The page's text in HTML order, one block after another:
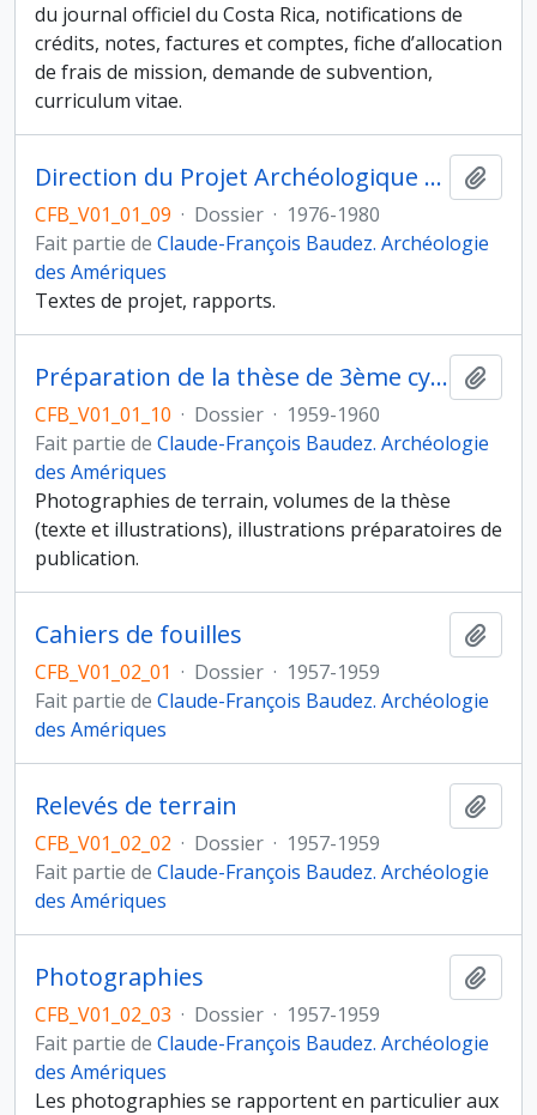
du journal officiel du Costa Rica, notifications de
crédits, notes, factures et comptes, fiche d’allocation
de frais de mission, demande de subvention,
curriculum vitae.
Direction du Projet Archéologique "Copan" (Honduras)
CFB_V01_01_09 · Dossier · 1976-1980
Fait partie de Claude-François Baudez. Archéologie
des Amériques
Textes de projet, rapports.
Préparation de la thèse de 3ème cycle de J.-F. Baudez "« Recherches archéologiques dans la vallée du Tempisque, Guanacaste, Costa Rica »
CFB_V01_01_10 · Dossier · 1959-1960
Fait partie de Claude-François Baudez. Archéologie
des Amériques
Photographies de terrain, volumes de la thèse
(texte et illustrations), illustrations préparatoires de
publication.
Cahiers de fouilles
CFB_V01_02_01 · Dossier · 1957-1959
Fait partie de Claude-François Baudez. Archéologie
des Amériques
Relevés de terrain
CFB_V01_02_02 · Dossier · 1957-1959
Fait partie de Claude-François Baudez. Archéologie
des Amériques
Photographies
CFB_V01_02_03 · Dossier · 1957-1959
Fait partie de Claude-François Baudez. Archéologie
des Amériques
Les photographies se rapportent en particulier aux